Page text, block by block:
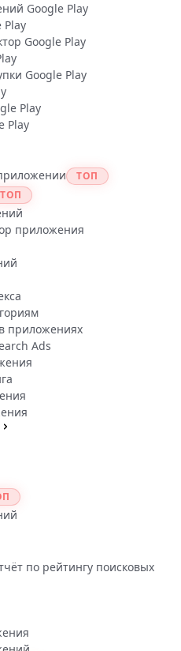
Google Play
Play
Google Play
Google Play
Play
Play
ТОП
ТОП
приложения
приложениях
Ads
по рейтингу поисковых